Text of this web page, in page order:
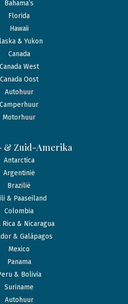
Bahama’s
Florida
Hawaii
& Yukon
Canada
Canada West
Canada Oost
Autohuur
Camperhuur
Motorhuur
& Zuid-Amerika
Antarctica
Argentinië
Brazilië
& Paaseiland
Colombia
Rica & Nicaragua
& Galápagos
Mexico
Panama
& Bolivia
Suriname
Autohuur